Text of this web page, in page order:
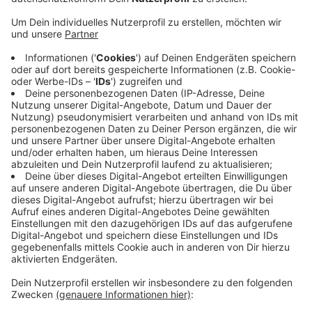
vier Jahren, zeigt die Prognose. Neubauten seien nötig
um auch abgewohnte Wohnungen in alten Häusern aus
der Nachkriegszeit zu ersetzen. An dem
Wohnungsbedarf im Kreis Coesfeld ändert leider auch
nichts die aktuelle Zahl leerstehender Wohnungen.
Eine Großzahl der Wohnungen sind eben auch diese, die
keiner mehr bewohnen kann. Sie müssten vorher
komplett, also aufwändig und damit teuer, saniert
werden. Um aber in den kommenden Jahren genug
neue Wohnungen zu bauen, muss das Neubauen
einfacher und damit auch günstiger sein.
Anzeige